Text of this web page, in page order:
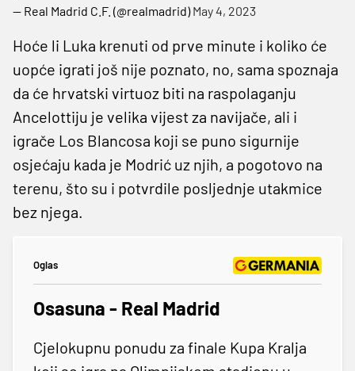
— Real Madrid C.F. (@realmadrid)May 4, 2023
Hoće li Luka krenuti od prve minute i koliko će
uopće igrati još nije poznato, no, sama spoznaja
da će hrvatski virtuoz biti na raspolaganju
Ancelottiju je velika vijest za navijače, ali i
igrače Los Blancosa koji se puno sigurnije
osjećaju kada je Modrić uz njih, a pogotovo na
terenu, što su i potvrdile posljednje utakmice
bez njega.
Oglas
Osasuna - Real Madrid
Cjelokupnu ponudu za finale Kupa Kralja